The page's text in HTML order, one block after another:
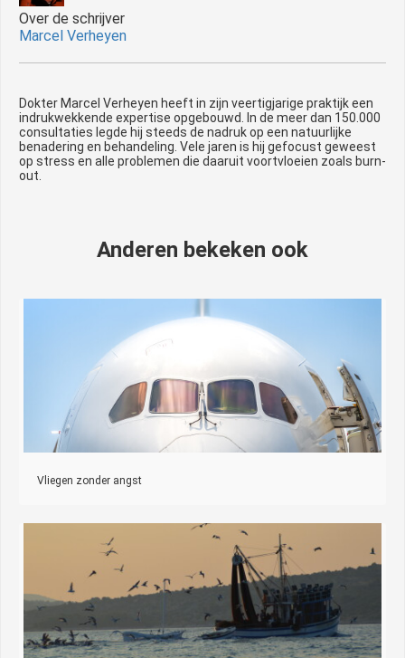
Over de schrijver
Marcel Verheyen
Dokter Marcel Verheyen heeft in zijn veertigjarige praktijk een
indrukwekkende expertise opgebouwd. In de meer dan 150.000
consultaties legde hij steeds de nadruk op een natuurlijke
benadering en behandeling. Vele jaren is hij gefocust geweest
op stress en alle problemen die daaruit voortvloeien zoals burn-
out.
Anderen bekeken ook
Vliegen zonder angst